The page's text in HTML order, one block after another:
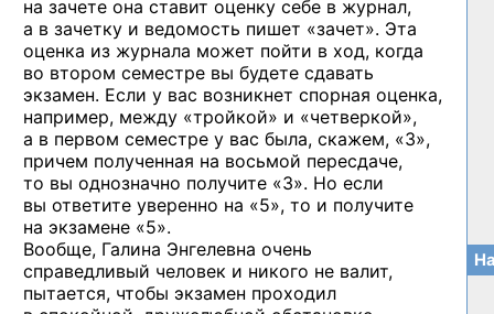
на зачете она ставит оценку себе в журнал,
а в зачетку и ведомость пишет «зачет». Эта
оценка из журнала может пойти в ход, когда
во втором семестре вы будете сдавать
экзамен. Если у вас возникнет спорная оценка,
например, между «тройкой» и «четверкой»,
а в первом семестре у вас была, скажем, «3»,
причем полученная на восьмой пересдаче,
то вы однозначно получите «3». Но если
вы ответите уверенно на «5», то и получите
на экзамене «5».
Вообще, Галина Энгелевна очень
справедливый человек и никого не валит,
пытается, чтобы экзамен проходил